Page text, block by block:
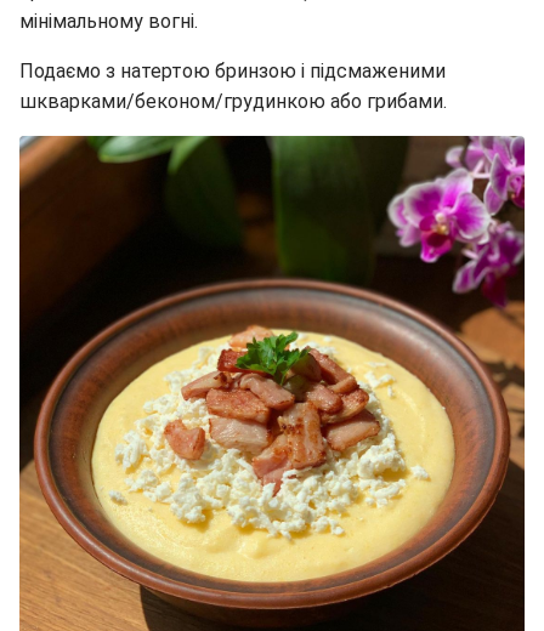
мінімальному вогні.
Подаємо з натертою бринзою і підсмаженими
шкварками/беконом/грудинкою або грибами.